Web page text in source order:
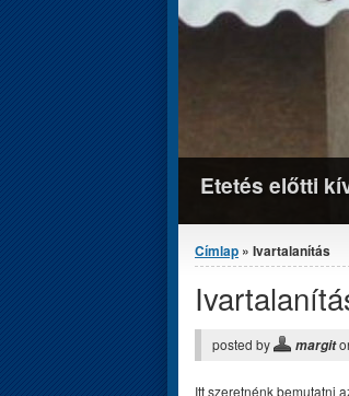
Etetés előtti
Jelenlegi hely
Címlap » Ivartalanítás
posted by margit
Itt szeretnénk bemutatni